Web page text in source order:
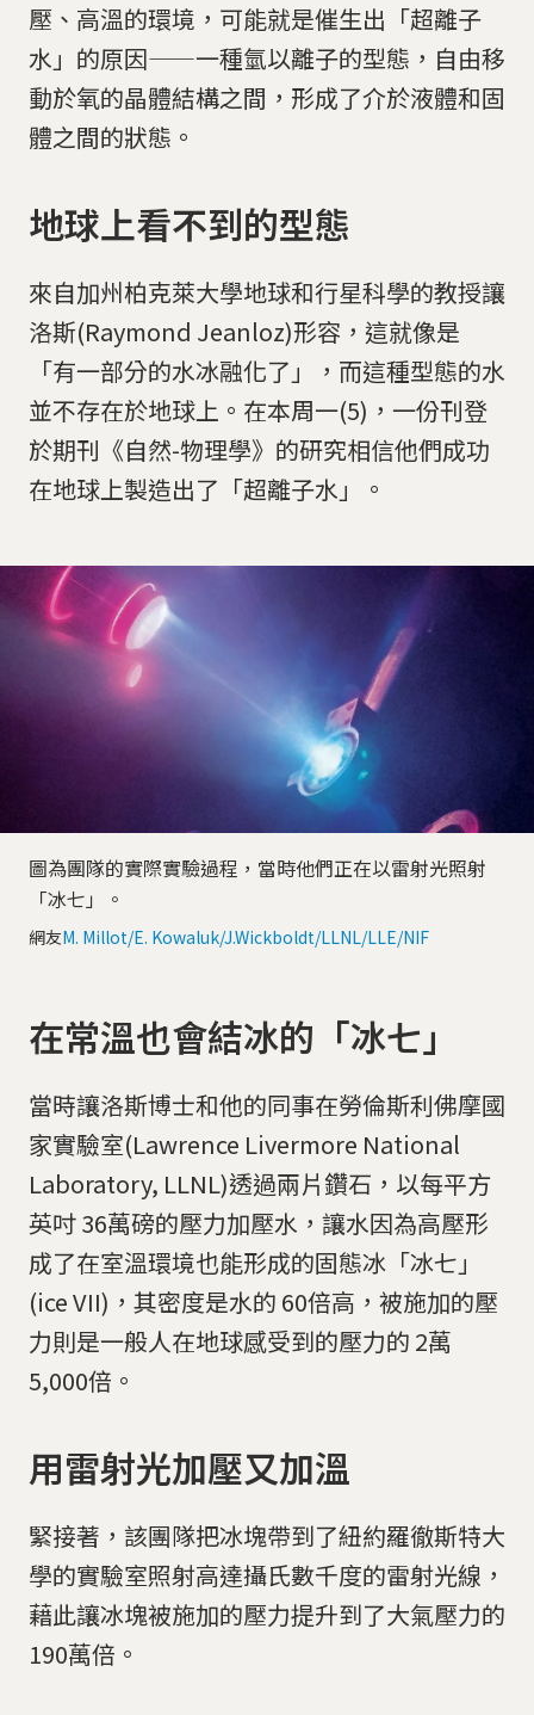
壓、高溫的環境，可能就是催生出「超離子
水」的原因——一種氫以離子的型態，自由移
動於氧的晶體結構之間，形成了介於液體和固
體之間的狀態。
地球上看不到的型態
來自加州柏克萊大學地球和行星科學的教授讓
洛斯(Raymond Jeanloz)形容，這就像是
「有一部分的水冰融化了」，而這種型態的水
並不存在於地球上。在本周一(5)，一份刊登
於期刊《自然-物理學》的研究相信他們成功
在地球上製造出了「超離子水」。
圖為團隊的實際實驗過程，當時他們正在以雷射光照射
「冰七」。
網友M. Millot/E. Kowaluk/J.Wickboldt/LLNL/LLE/NIF
在常溫也會結冰的「冰七」
當時讓洛斯博士和他的同事在勞倫斯利佛摩國
家實驗室(Lawrence Livermore National
Laboratory, LLNL)透過兩片鑽石，以每平方
英吋 36萬磅的壓力加壓水，讓水因為高壓形
成了在室溫環境也能形成的固態冰「冰七」
(ice VII)，其密度是水的 60倍高，被施加的壓
力則是一般人在地球感受到的壓力的 2萬
5,000倍。
用雷射光加壓又加溫
緊接著，該團隊把冰塊帶到了紐約羅徹斯特大
學的實驗室照射高達攝氏數千度的雷射光線，
藉此讓冰塊被施加的壓力提升到了大氣壓力的
190萬倍。